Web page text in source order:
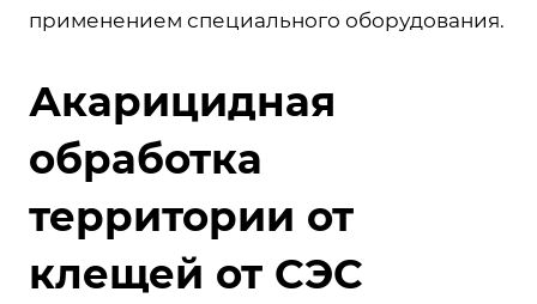
применением специального оборудования.
Акарицидная
обработка
территории от
клещей от СЭС